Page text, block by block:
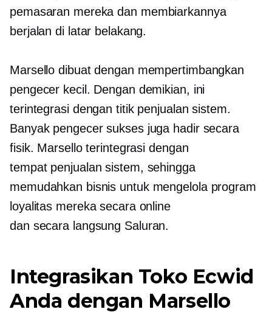
pemasaran mereka dan membiarkannya
berjalan di latar belakang.
Marsello dibuat dengan mempertimbangkan
pengecer kecil. Dengan demikian, ini
terintegrasi dengan titik penjualan sistem.
Banyak pengecer sukses juga hadir secara
fisik. Marsello terintegrasi dengan
tempat penjualan sistem, sehingga
memudahkan bisnis untuk mengelola program
loyalitas mereka secara online
dan secara langsung Saluran.
Integrasikan Toko Ecwid
Anda dengan Marsello